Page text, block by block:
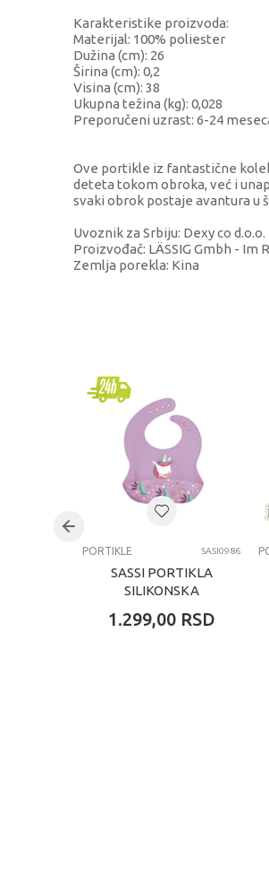
Karakteristike proizvoda:
Materijal: 100% poliester
Dužina (cm): 26
Širina (cm): 0,2
Visina (cm): 38
Ukupna težina (kg): 0,028
Preporučeni uzrast: 6-24
Ove portikle iz fantastične
deteta tokom obroka, već i
svaki obrok postaje avantura u
Uvoznik za Srbiju: Dexy co
Proizvođač: LÄSSIG Gmbh - Im
Zemlja porekla: Kina
Brend
Uzrast
Kategorija
PORTIKLE SASI0986
SASSI PORTIKLA
SILIKONSKA
UNICORN
1.299,00 RSD